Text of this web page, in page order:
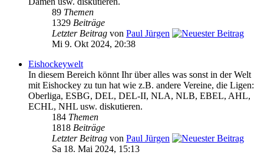
89 Themen
1329 Beiträge
Letzter Beitrag von Paul Jürgen
Mi 9. Okt 2024, 20:38
Eishockeywelt
In diesem Bereich könnt Ihr über alles was sonst in der Welt
mit Eishockey zu tun hat wie z.B. andere Vereine, die Ligen:
Oberliga, ESBG, DEL, DEL-II, NLA, NLB, EBEL, AHL,
ECHL, NHL usw. diskutieren.
184 Themen
1818 Beiträge
Letzter Beitrag von Paul Jürgen
Sa 18. Mai 2024, 15:13